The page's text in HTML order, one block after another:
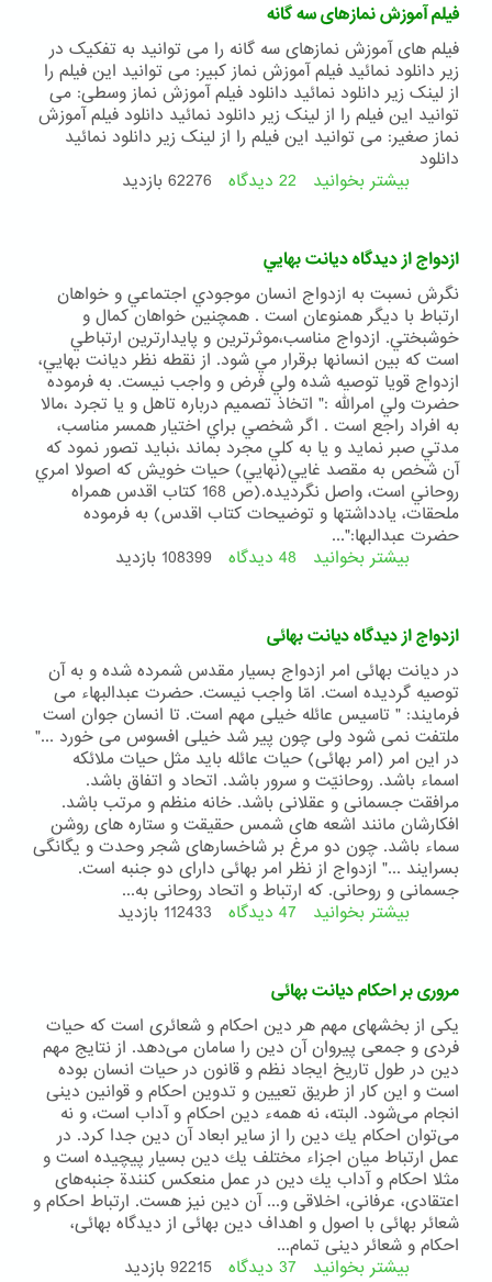
گانه
فیلم آموزش نمازهای سه گانه
فیلم های آموزش نمازهای سه گانه را می توانید به تفکیک در
زیر دانلود نمائید فیلم آموزش نماز کبیر: می توانید این فیلم را
از لینک زیر دانلود نمائید دانلود فیلم آموزش نماز وسطی: می
توانید این فیلم را از لینک زیر دانلود نمائید دانلود فیلم آموزش
نماز صغیر: می توانید این فیلم را از لینک زیر دانلود نمائید
دانلود
بیشتر بخوانید درباره
نمازهای
سه
گانه
22 دیدگاه 62276 بازدید
ازدواج از ديدگاه ديانت بهايي
نگرش نسبت به ازدواج انسان موجودي اجتماعي و خواهان
ارتباط با ديگر همنوعان است . همچنين خواهان كمال و
خوشبختي. ازدواج مناسب،موثرترين و پايدارترين ارتباطي
است كه بين انسانها برقرار مي شود. از نقطه نظر ديانت بهايي،
ازدواج قويا توصيه شده ولي فرض و واجب نيست. به فرموده
حضرت ولي امرالله :" اتخاذ تصميم درباره تاهل و يا تجرد ،مالا
به افراد راجع است . اگر شخصي براي اختيار همسر مناسب،
مدتي صبر نمايد و يا به كلي مجرد بماند ،نبايد تصور نمود كه
آن شخص به مقصد غايي(نهايي) حيات خويش كه اصولا امري
روحاني است، واصل نگرديده.(ص 168 كتاب اقدس همراه
ملحقات، يادداشتها و توضيحات كتاب اقدس) به فرموده
حضرت عبدالبها:"...
بیشتر بخوانید درباره
ديدگاه
ديانت
بهايي
48 دیدگاه 108399 بازدید
ازدواج از دیدگاه دیانت بهائی
در دیانت بهائی امر ازدواج بسیار مقدس شمرده شده و به آن
توصیه گردیده است. امّا واجب نیست. حضرت عبدالبهاء می
فرمایند: " تاسیس عائله خیلی مهم است. تا انسان جوان است
ملتفت نمی شود ولی چون پیر شد خیلی افسوس می خورد ..."
در این امر (امر بهائی) حیات عائله باید مثل حیات ملائکه
اسماء باشد. روحانیّت و سرور باشد. اتحاد و اتفاق باشد.
مرافقت جسمانی و عقلانی باشد. خانه منظم و مرتب باشد.
افکارشان مانند اشعه های شمس حقیقت و ستاره های روشن
سماء باشد. چون دو مرغ بر شاخسارهای شجر وحدت و یگانگی
بسرایند ..." ازدواج از نظر امر بهائی دارای دو جنبه است.
جسمانی و روحانی. که ارتباط و اتحاد روحانی به...
بیشتر بخوانید درباره
دیدگاه
دیانت
بهائی
47 دیدگاه 112433 بازدید
مروری بر احکام دیانت بهائی
یكی از بخشهای مهم هر دین احكام و شعائری است كه حیات
فردی و جمعی پیروان آن دین را سامان می‌دهد. از نتایج مهم
دین در طول تاریخ ایجاد نظم و قانون در حیات انسان بوده
است و این كار از طریق تعیین و تدوین احكام و قوانین دینی
انجام می‌شود. البته، نه همهء دین احكام و آداب است، و نه
می‌توان احكام یك دین را از سایر ابعاد آن دین جدا كرد. در
عمل ارتباط میان اجزاء مختلف یك دین بسیار پیچیده است و
مثلا احكام و آداب یك دین در عمل منعكس كنندة جنبه‌های
اعتقادی، عرفانی، اخلاقی و... آن دین نیز هست. ارتباط احكام و
شعائر بهائی با اصول و اهداف دین بهائی از دیدگاه بهائی،
احكام و شعائر دینی تمام...
بیشتر بخوانید درباره
37 دیدگاه 92215 بازدید